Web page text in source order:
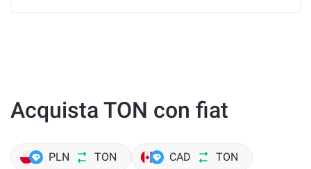
Acquista TON con fiat
PLN TON CAD TON